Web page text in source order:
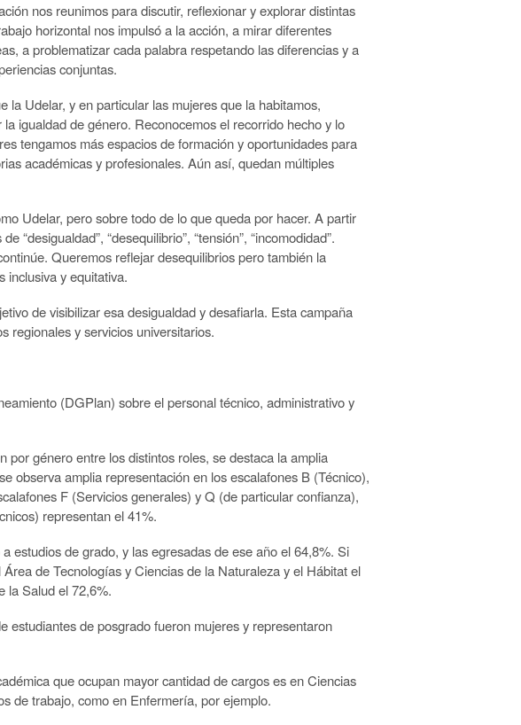
nos reunimos para discutir, reflexionar y explorar distintas
horizontal nos impulsó a la acción, a mirar diferentes
a problematizar cada palabra respetando las diferencias y a
conjuntas.
la Udelar, y en particular las mujeres que la habitamos,
igualdad de género. Reconocemos el recorrido hecho y lo
tengamos más espacios de formación y oportunidades para
académicas y profesionales. Aún así, quedan múltiples
Udelar, pero sobre todo de lo que queda por hacer. A partir
“desequilibrio”, “tensión”, “incomodidad”.
Queremos reflejar desequilibrios pero también la
inclusiva y equitativa.
de visibilizar esa desigualdad y desafiarla. Esta campaña
regionales y servicios universitarios.
(DGPlan) sobre el personal técnico, administrativo y
género entre los distintos roles, se destaca la amplia
observa amplia representación en los escalafones B (Técnico),
F (Servicios generales) y Q (de particular confianza),
representan el 41%.
estudios de grado, y las egresadas de ese año el 64,8%. Si
de Tecnologías y Ciencias de la Naturaleza y el Hábitat el
la Salud el 72,6%.
estudiantes de posgrado fueron mujeres y representaron
que ocupan mayor cantidad de cargos es en Ciencias
de trabajo, como en Enfermería, por ejemplo.